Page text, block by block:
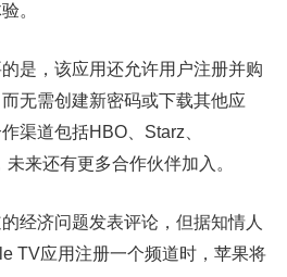
。
是，该应用还允许用户注册并购
无需创建新密码或下载其他应
渠道包括HBO、Starz、
来还有更多合作伙伴加入。
经济问题发表评论，但据知情人
TV应用注册一个频道时，苹果将